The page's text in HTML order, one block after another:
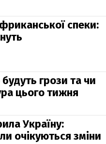
спеки:
грози та чи
цього тижня
Україну:
очікуються зміни